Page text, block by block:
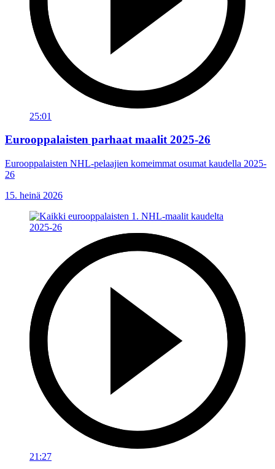
25:01
Eurooppalaisten parhaat maalit 2025-26
Eurooppalaisten NHL-pelaajien komeimmat osumat kaudella 2025-
26
15. heinä 2026
21:27